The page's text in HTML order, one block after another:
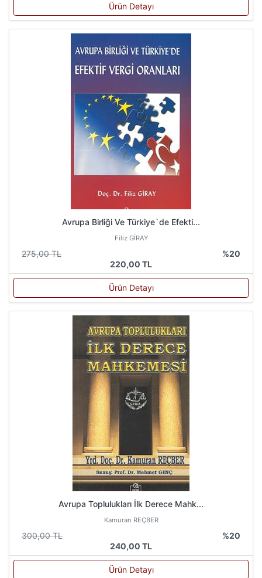
Ürün Detayı
Avrupa Birliği Ve Türkiye`de Efekti...
Filiz GİRAY
275,00 TL
%20
220,00 TL
Ürün Detayı
Avrupa Toplulukları İlk Derece Mahk...
Kamuran REÇBER
300,00 TL
%20
240,00 TL
Ürün Detayı